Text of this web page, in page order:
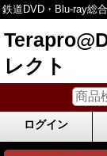
鉄道DVD・Blu-ray総
レクト
ログイン